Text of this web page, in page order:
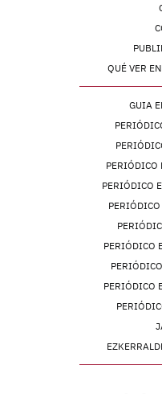
QUÉ VER
GUIA
PERIÓDICO
PERIÓDICO
PERIÓDICO
PERIÓDICO